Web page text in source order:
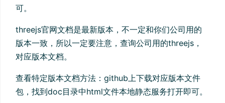
可。
threejs官网文档是最新版本，不一定和你们公司用的
版本一致，所以一定要注意，查询公司用的threejs，
对应版本文档。
查看特定版本文档方法：github上下载对应版本文件
包，找到doc目录中html文件本地静态服务打开即可。